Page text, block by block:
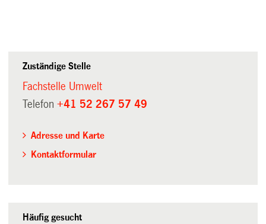
Zuständige Stelle
Fachstelle Umwelt
Telefon+41 52 267 57 49
Adresse und Karte
Kontaktformular
Häufig gesucht